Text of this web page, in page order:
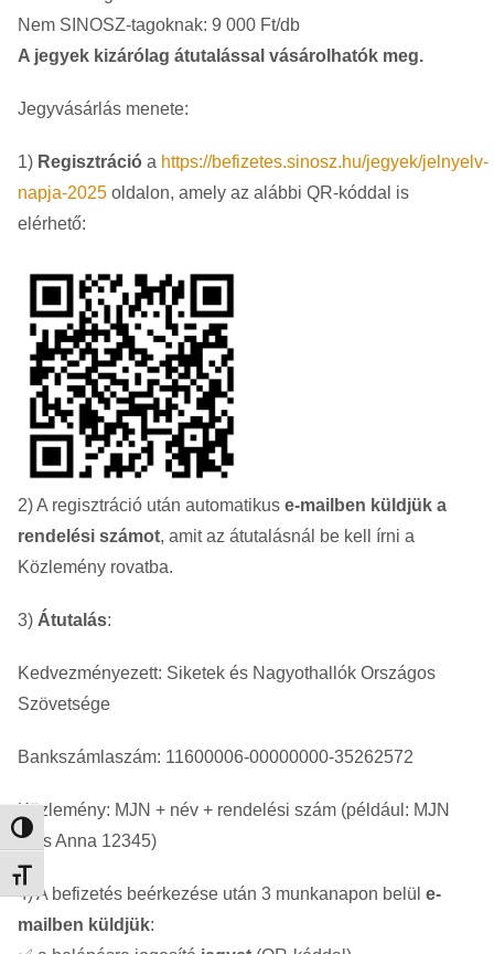
Nagy kontraszt váltása
Betűméret váltása
Nem SINOSZ-tagoknak: 9 000 Ft/db
A jegyek kizárólag átutalással vásárolhatók meg.
Jegyvásárlás menete:
1) Regisztráció a https://befizetes.sinosz.hu/jegyek/jelnyelv-
napja-2025 oldalon, amely az alábbi QR-kóddal is
elérhető:
2) A regisztráció után automatikus e-mailben küldjük a
rendelési számot, amit az átutalásnál be kell írni a
Közlemény rovatba.
3) Átutalás:
Kedvezményezett: Siketek és Nagyothallók Országos
Szövetsége
Bankszámlaszám: 11600006-00000000-35262572
Közlemény: MJN + név + rendelési szám (például: MJN
Kiss Anna 12345)
4) A befizetés beérkezése után 3 munkanapon belül e-
mailben küldjük: